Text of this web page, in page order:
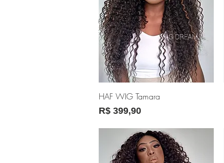
Visualização rápida
HAF WIG Tamara
Preço
R$ 399,90